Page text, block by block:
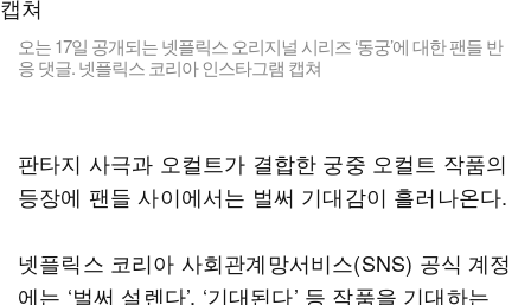
오는 17일 공개되는 넷플릭스 오리지널 시리즈 ‘동궁’에 대한 팬들 반
응 댓글. 넷플릭스 코리아 인스타그램 캡쳐
판타지 사극과 오컬트가 결합한 궁중 오컬트 작품의
등장에 팬들 사이에서는 벌써 기대감이 흘러나온다.
넷플릭스 코리아 사회관계망서비스(SNS) 공식 계정
에는 ‘벌써 설렌다’, ‘기대된다’ 등 작품을 기대하는